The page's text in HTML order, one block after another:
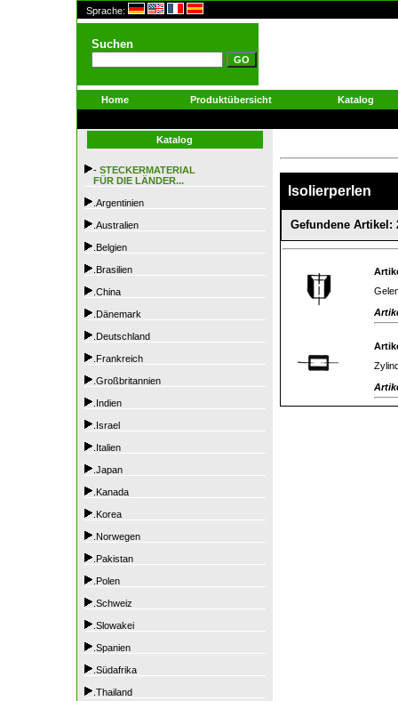
Sprache:
Suchen
Home Produktübersicht Katalog
Katalog
- STECKERMATERIAL
FÜR DIE LÄNDER...
.Argentinien
.Australien
.Belgien
.Brasilien
.China
.Dänemark
.Deutschland
.Frankreich
.Großbritannien
.Indien
.Israel
.Italien
.Japan
.Kanada
.Korea
.Norwegen
.Pakistan
.Polen
.Schweiz
.Slowakei
.Spanien
.Südafrika
.Thailand
Isolierperlen
Gefundene Artikel: